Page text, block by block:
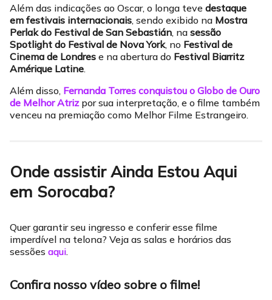
Além das indicações ao Oscar, o longa teve destaque
em festivais internacionais, sendo exibido na Mostra
Perlak do Festival de San Sebastián, na sessão
Spotlight do Festival de Nova York, no Festival de
Cinema de Londres e na abertura do Festival Biarritz
Amérique Latine.
Além disso, Fernanda Torres conquistou o Globo de Ouro
de Melhor Atrizpor sua interpretação, e o filme também
venceu na premiação como Melhor Filme Estrangeiro.
Onde assistir Ainda Estou Aqui
em Sorocaba?
Quer garantir seu ingresso e conferir esse filme
imperdível na telona? Veja as salas e horários das
sessões aqui.
Confira nosso vídeo sobre o filme!